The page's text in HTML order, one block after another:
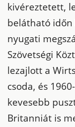
kivéreztetett,
belátható
nyugati
Szövetségi
lezajlott a
csoda, és
kevesebb
Britanniát is